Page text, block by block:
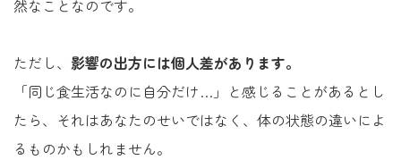
然なことなのです。
ただし、 影響の出方には個人差があります。
「同じ食生活なのに自分だけ…」と感じることがあるとし
たら、それはあなたのせいではなく、体の状態の違いによ
るものかもしれません。